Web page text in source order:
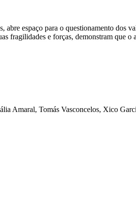
espaço para o questionamento dos
fragilidades e forças, demonstram que
Amaral, Tomás Vasconcelos, Xico